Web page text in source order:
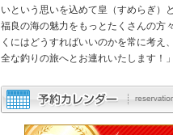
いという思いを込めて皇（すめらぎ）
福良の海の魅力をもっとたくさんの方
くにはどうすればいいのかを常に考え
全な釣りの旅へとお連れいたします！」